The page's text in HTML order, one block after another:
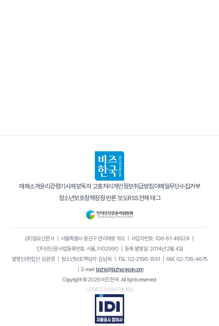
매체소개윤리강령기사제보독자 고충처리개인정보취급방침이메일무단수집거부
청소년보호정책정정·반론 보도RSS전체 태그
(주)일요신문사｜ 서울특별시 용산구 만리재로 192｜ 사업자번호: 106-81-48524｜
인터넷신문사업등록번호: 서울, 아02990 ｜ 등록·발행일: 2014년 2월 4일
발행인/편집인: 김원양｜ 청소년보호책임자: 김남희 ｜ TEL: 02-2198-1591 ｜ FAX: 02-738-4675
｜ E-mail: bizhk@bizhankook.com
Copyright © 2026 비즈한국. All rights reserved.
UPDATE 2026년 7월 16일